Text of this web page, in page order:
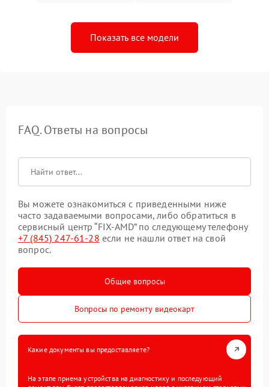
Показать все модели
FAQ. Ответы на вопросы
Вы можете ознакомиться с приведенными ниже
часто задаваемыми вопросами, либо обратиться в
сервисный центр “FIX-AMD” по следующему телефону
+7 (845) 247-61-28 если не нашли ответ на свой
вопрос.
Общие вопросы
Вопросы по ремонту видеокарт
Какие документы вы предоставляете?
На этапе приема устройства на диагностику и последующий